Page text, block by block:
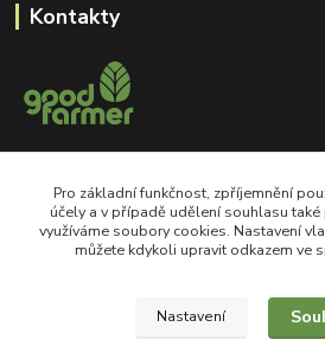
Kontakty
Po-Pá, 8-18 hod
shop@goodfarmer.cz
Pro základní funkčnost, zpříjemnění
účely a v případě udělení souhlasu
využíváme soubory cookies. Nastavení
můžete kdykoli upravit odkazem ve
Nastavení